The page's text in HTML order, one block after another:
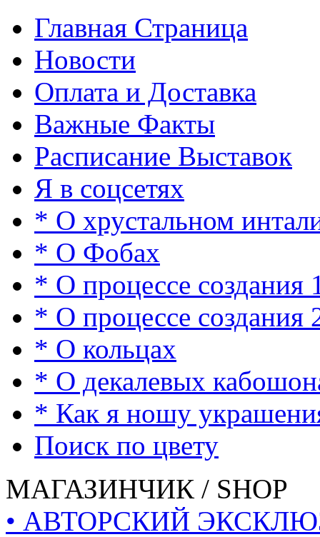
Главная Страница
Новости
Оплата и Доставка
Важные Факты
Расписание Выставок
Я в соцсетях
* О хрустальном
* О Фобах
* О процессе создания
* О процессе создания
* О кольцах
* О декалевых
* Как я ношу
Поиск по цвету
МАГАЗИНЧИК / SHOP
• АВТОРСКИЙ